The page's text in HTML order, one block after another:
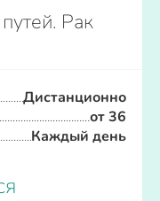
Рак
Дистанционно
от 36
Каждый день